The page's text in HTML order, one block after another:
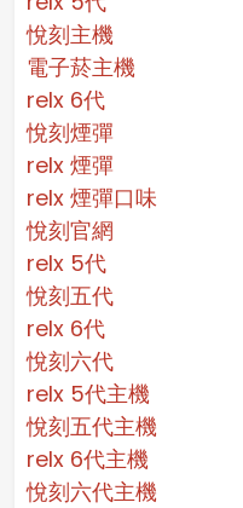
悅刻主機
電子菸主機
relx 6代
悅刻煙彈
relx 煙彈
relx 煙彈口味
悅刻官網
relx 5代
悅刻五代
relx 6代
悅刻六代
relx 5代主機
悅刻五代主機
relx 6代主機
悅刻六代主機